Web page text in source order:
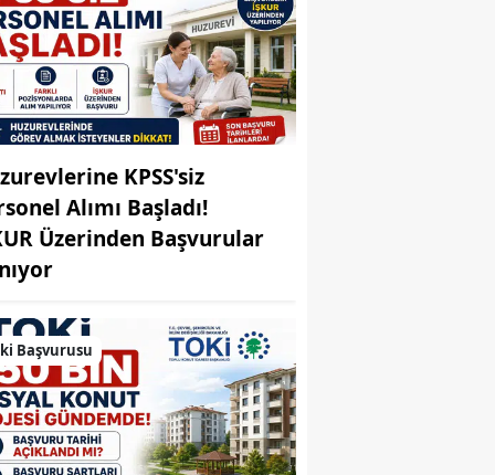
Bolu
Burdur
Bursa
Çanakkale
Çankırı
Diyarbakır
Edirne
Elazığ
KPSS'siz
Alımı Başladı!
Üzerinden Başvurular
Başvurusu